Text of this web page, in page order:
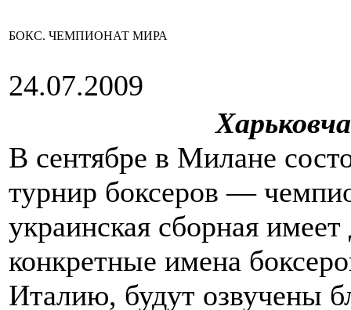
БОКС. ЧЕМПИОНАТ МИРА
24.07.2009
В сентябре в Милане
турнир боксеров —
украинская сборная
конкретные имена
Италию, будут озвучены